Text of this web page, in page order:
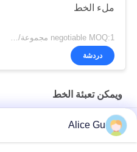
ملء الخط
negotiable MOQ:1 مجموعة/pcs
دردشة
ويمكن تعبئة الخط
مم
Alice Gu